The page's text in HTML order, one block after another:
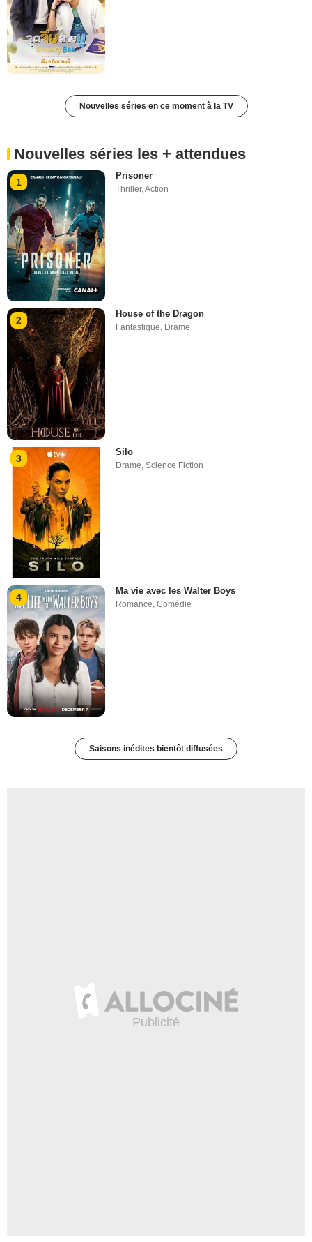
Nouvelles séries en ce moment à la TV
Nouvelles séries les + attendues
1
Prisoner
Thriller,Action
2
House of the Dragon
Fantastique, Drame
3
Silo
Drame,Science Fiction
4
Ma vie avec les Walter Boys
Romance ,Comédie
Saisons inédites bientôt diffusées